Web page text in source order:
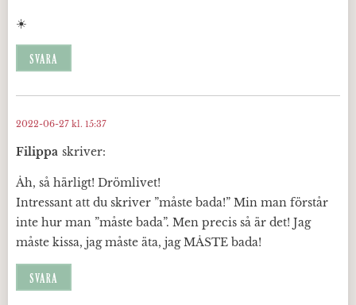
☀️
SVARA
Filippa skriver:
2022-06-27 kl. 15:37
Åh, så härligt! Drömlivet!
Intressant att du skriver ”måste bada!” Min man förstår
inte hur man ”måste bada”. Men precis så är det! Jag
måste kissa, jag måste äta, jag MÅSTE bada!
SVARA